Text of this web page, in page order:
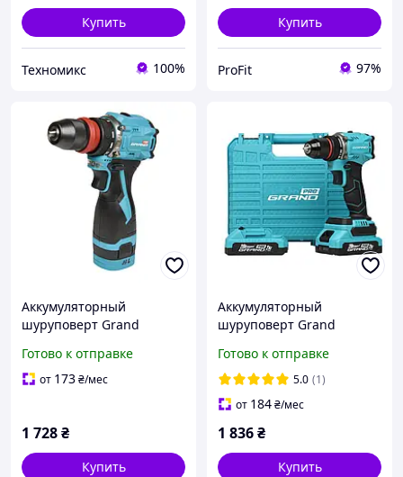
Купить
Техномикс 100%
Купить
ProFit 97%
Аккумуляторный
шуруповерт Grand
2Ач, 45 Нм, DFR патрон,
бесщеточный, кейс
Готово к отправке
от 173₴/мес
1 728₴
Купить
Аккумуляторный
шуруповерт Grand
(Бесщеточный)
Готово к отправке
5.0 (1)
от 184₴/мес
1 836₴
Купить